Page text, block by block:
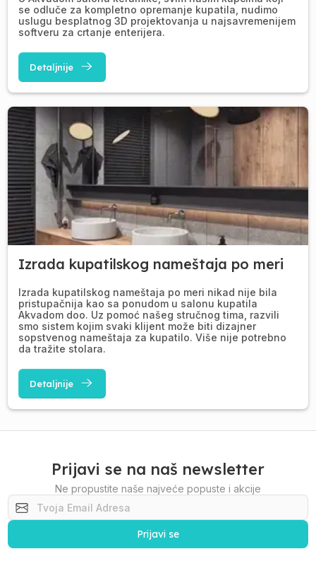
se odluče za kompletno opremanje kupatila, nudimo
uslugu besplatnog 3D projektovanja u najsavremenijem
softveru za crtanje enterijera.
Detaljnije
Izrada kupatilskog nameštaja po meri
Izrada kupatilskog nameštaja po meri nikad nije bila
pristupačnija kao sa ponudom u salonu kupatila
Akvadom doo. Uz pomoć našeg stručnog tima, razvili
smo sistem kojim svaki klijent može biti dizajner
sopstvenog nameštaja za kupatilo. Više nije potrebno
da tražite stolara.
Detaljnije
Prijavi se na naš newsletter
Ne propustite naše najveće popuste i akcije
Prijavi se